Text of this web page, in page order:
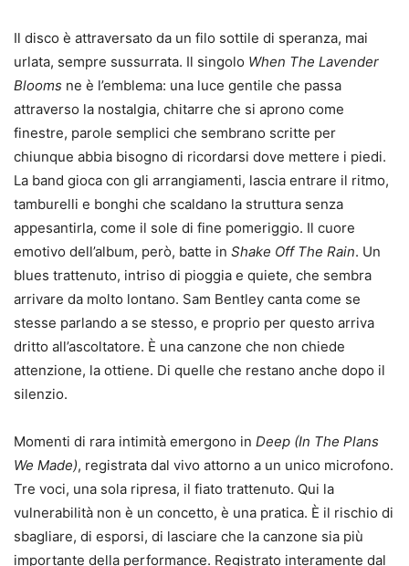
Il disco è attraversato da un filo sottile di speranza, mai
urlata, sempre sussurrata. Il singolo When The Lavender
Blooms ne è l’emblema: una luce gentile che passa
attraverso la nostalgia, chitarre che si aprono come
finestre, parole semplici che sembrano scritte per
chiunque abbia bisogno di ricordarsi dove mettere i piedi.
La band gioca con gli arrangiamenti, lascia entrare il ritmo,
tamburelli e bonghi che scaldano la struttura senza
appesantirla, come il sole di fine pomeriggio. Il cuore
emotivo dell’album, però, batte in Shake Off The Rain. Un
blues trattenuto, intriso di pioggia e quiete, che sembra
arrivare da molto lontano. Sam Bentley canta come se
stesse parlando a se stesso, e proprio per questo arriva
dritto all’ascoltatore. È una canzone che non chiede
attenzione, la ottiene. Di quelle che restano anche dopo il
silenzio.
Momenti di rara intimità emergono in Deep (In The Plans
We Made), registrata dal vivo attorno a un unico microfono.
Tre voci, una sola ripresa, il fiato trattenuto. Qui la
vulnerabilità non è un concetto, è una pratica. È il rischio di
sbagliare, di esporsi, di lasciare che la canzone sia più
importante della performance. Registrato interamente dal